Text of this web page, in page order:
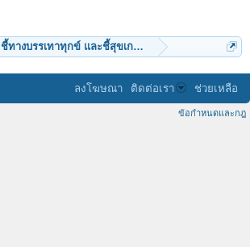
ชี้ทางบรรเทาทุกข์ และชี้สุขเกษมสานต์
ลงโฆษณา ติดต่อเรา ช่วยเหลือ
ข้อกำหนดและกฎ